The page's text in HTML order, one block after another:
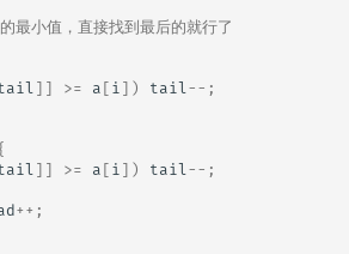
最小值，直接找到最后的就行了
]] >= a [ i ]) tail -- ;
]] >= a [ i ]) tail -- ;
++ ;